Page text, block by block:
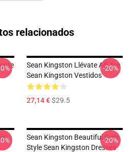
relacionados
Sean Kingston Llévate Allí Tee
Sean Kingston Vestidos
27,14 €$29.5
-20%
Sean Kingston Beautiful Girls
Style Sean Kingston Dresses
-20%